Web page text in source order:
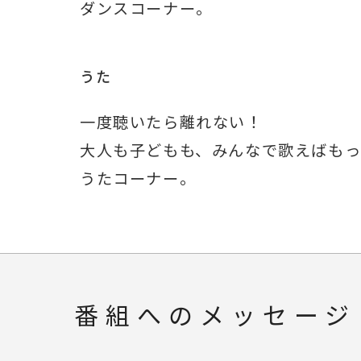
ダンスコーナー。
うた
一度聴いたら離れない！
大人も子どもも、みんなで歌えばも
うたコーナー。
番組へのメッセージ